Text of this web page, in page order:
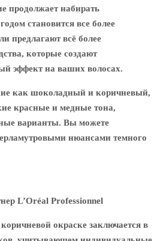
продолжает набирать
становится все более
предлагают всё более
которые создают
эффект на ваших волосах.
как шоколадный и коричневый,
красные и медные тона,
варианты. Вы можете
нюансами темного
L’Oréal Professionnel
окраске заключается в